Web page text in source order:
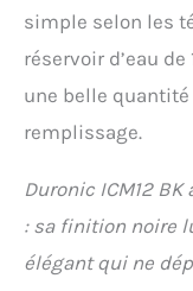
simple selon les
réservoir d’eau
une belle
remplissage.
Duronic ICM12
: sa finition noire
élégant qui ne